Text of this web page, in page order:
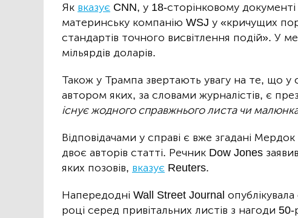
Як вказує CNN, у 18-сторінковому
материнську компанію WSJ у «кричущих
стандартів точного висвітлення подій».
мільярдів доларів.
Також у Трампа звертають увагу на те, що
автором яких, за словами журналістів, є
існує жодного справжнього листа чи
Відповідачами у справі є вже згадані
двоє авторів статті. Речник Dow Jones
яких позовів, вказує Reuters.
Напередодні Wall Street Journal
році серед привітальних листів з нагоди